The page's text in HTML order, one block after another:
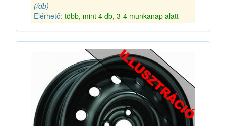
(/db)
Elérhető: több, mint 4 db, 3-4 munkanap alatt